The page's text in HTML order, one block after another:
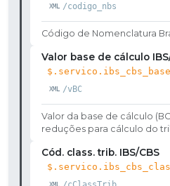
/codigo_nbs
Código de Nomenclatura
Valor base de cálculo
/vBC
Valor da base de cálculo
reduções para cálculo do
Cód. class. trib. IBS/CBS